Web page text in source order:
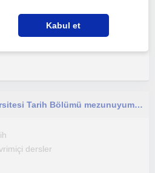
Merhabalar, ​Ankara Üniversitesi Tarih Bölümü mezunuyum ve şu an yine Ankara Üniversitesi Türk İnkılap Tarihi Enstitüsü’nde yüksek
dersler
Kabul et